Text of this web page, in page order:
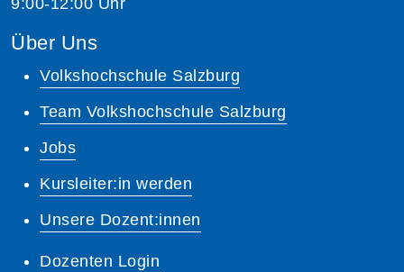
Über Uns
Volkshochschule Salzburg
Team Volkshochschule Salzburg
Jobs
Kursleiter:in werden
Unsere Dozent:innen
Dozenten Login